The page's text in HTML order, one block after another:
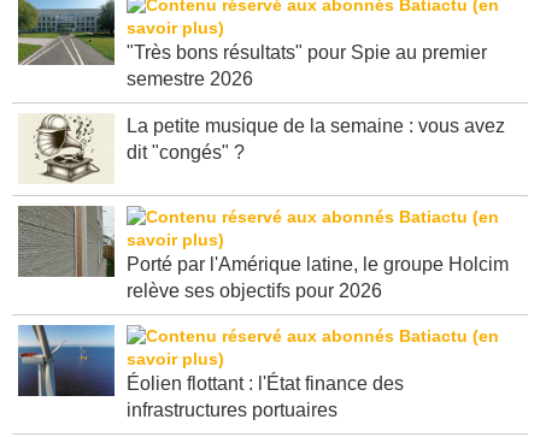
"Très bons résultats" pour Spie au premier
La petite musique de la semaine : vous avez
Porté par l'Amérique latine, le groupe Holcim
Éolien flottant : l'État finance des